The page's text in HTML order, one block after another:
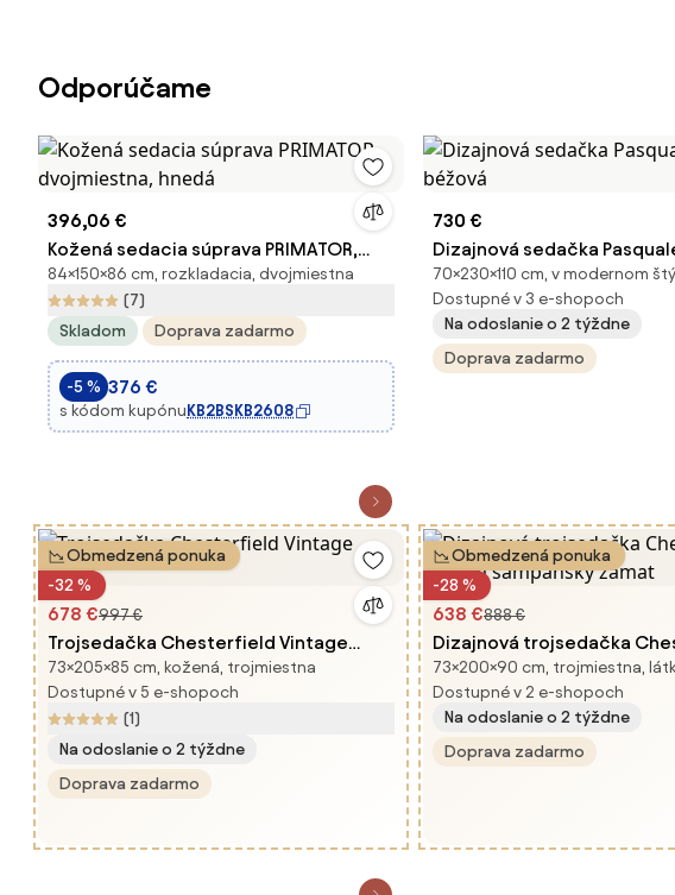
Odporúčame
396,06 €
Kožená sedacia súprava PRIMATOR,
dvojmiestna, hnedá
84×150×86 cm, rozkladacia, dvojmiestna
(7)
Skladom
Doprava zadarmo
-5 % 376 €
s kódom kupónu KB2BSKB2608
730 €
Dizajnová sedačka
béžová
70×230×110 cm, v modernom
Dostupné v 3 e-shopoch
Na odoslanie o 2 týždne
Doprava zadarmo
Obmedzená ponuka
-32 %
678 €997 €
Trojsedačka Chesterfield Vintage
hnedá
73×205×85 cm, kožená, trojmiestna
Dostupné v 5 e-shopoch
(1)
Na odoslanie o 2 týždne
Doprava zadarmo
Obmedzená ponuka
-28 %
638 €888 €
Dizajnová trojsedačka
200 cm šampanský zamat
73×200×90 cm, trojmiestna,
Dostupné v 2 e-shopoch
Na odoslanie o 2 týždne
Doprava zadarmo